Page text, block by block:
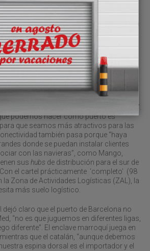
falta de calado. El responsable portuario
puntualmente alguna primera escala
calado, “lo que no nos podemos
Portuaria prevé contar con los permisos
comenzar las obras de dragado entre
de 2027. Además de dar respuesta a
eficiencia operativa, la competitividad de la
por la complicidad con el entorno, la
y la transición energética.
sobre todo competitividad y conectividad”.
podemos hacer como puerto es
que seamos más atractivos para las
también pasa porque “haya
donde se puedan instalar clientes
con las navieras”, como Mango,
sus hubs de distribución para el sur de
el cartel prácticamente ‘completo’ (98
Zona de Actividades Logísticas (ZAL), la
más suelo logístico.
dejó claro que el puerto de Barcelona no
“no es que juguemos en diferentes ligas,
diferente”. El enclave marroquí juega en
que el catalán, “aunque debemos
espina dorsal es el importador y el